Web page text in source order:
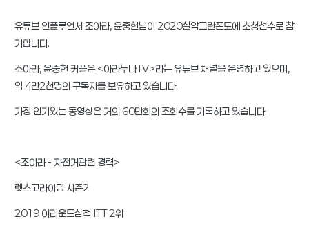
유튜브 인플루언서 조아라, 윤중헌님이 2020설악그란폰도에 초청선수로 참
가합니다.
조아라, 윤중헌 커플은 <아라누나TV>라는 유튜브 채널을 운영하고 있으며,
약 4만2천명의 구독자를 보유하고 있습니다.
가장 인기있는 동영상은 거의 60만회의 조회수를 기록하고 있습니다.
<조아라 - 자전거관련 경력>
렛츠고라이딩 시즌2
2019 어라운드삼척 ITT 2위